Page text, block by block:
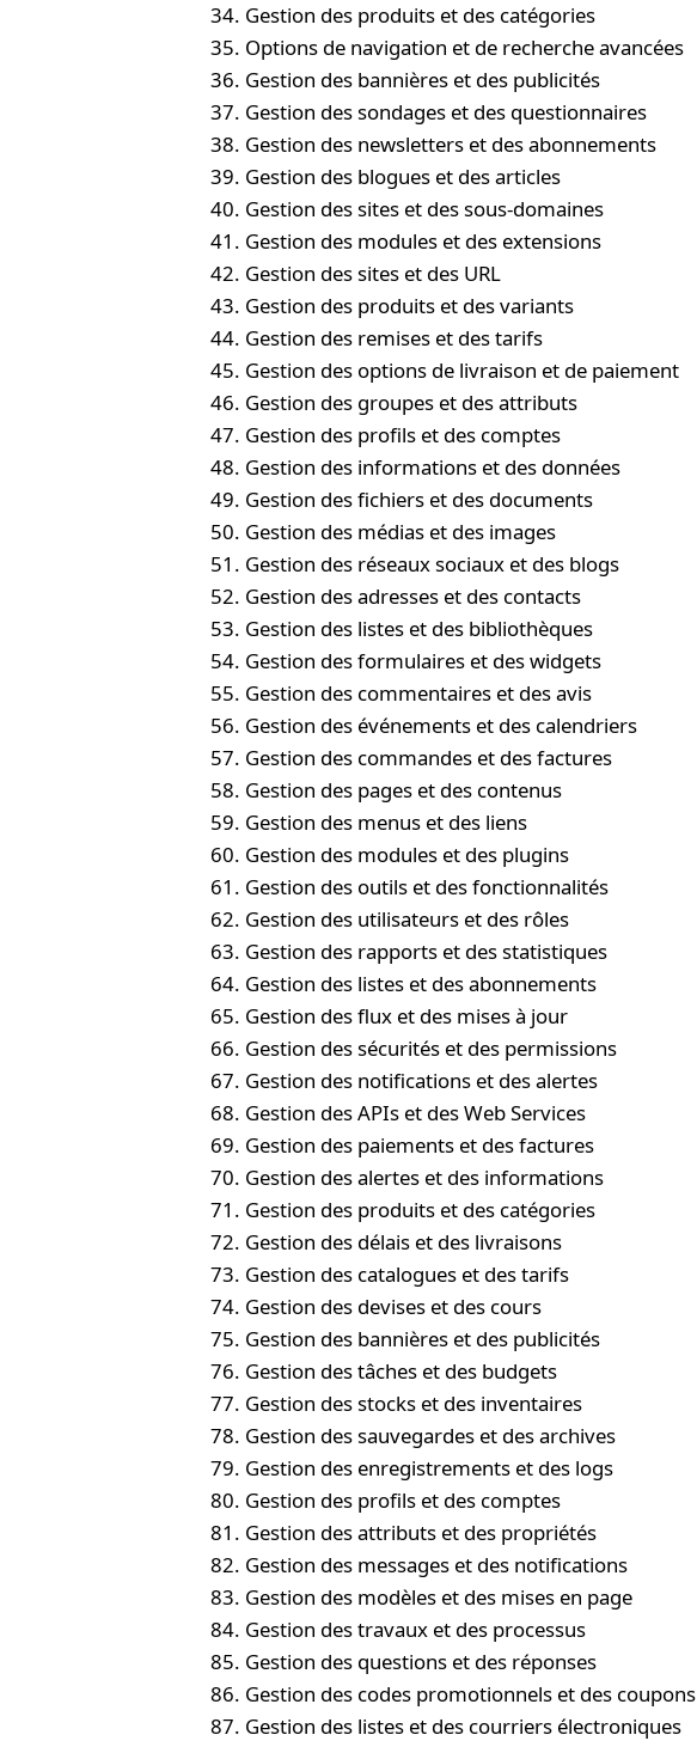
Gestion des produits et des catégories
Options de navigation et de recherche avancées
Gestion des bannières et des publicités
Gestion des sondages et des questionnaires
Gestion des newsletters et des abonnements
Gestion des blogues et des articles
Gestion des sites et des sous-domaines
Gestion des modules et des extensions
Gestion des sites et des URL
Gestion des produits et des variants
Gestion des remises et des tarifs
Gestion des options de livraison et de paiement
Gestion des groupes et des attributs
Gestion des profils et des comptes
Gestion des informations et des données
Gestion des fichiers et des documents
Gestion des médias et des images
Gestion des réseaux sociaux et des blogs
Gestion des adresses et des contacts
Gestion des listes et des bibliothèques
Gestion des formulaires et des widgets
Gestion des commentaires et des avis
Gestion des événements et des calendriers
Gestion des commandes et des factures
Gestion des pages et des contenus
Gestion des menus et des liens
Gestion des modules et des plugins
Gestion des outils et des fonctionnalités
Gestion des utilisateurs et des rôles
Gestion des rapports et des statistiques
Gestion des listes et des abonnements
Gestion des flux et des mises à jour
Gestion des sécurités et des permissions
Gestion des notifications et des alertes
Gestion des APIs et des Web Services
Gestion des paiements et des factures
Gestion des alertes et des informations
Gestion des produits et des catégories
Gestion des délais et des livraisons
Gestion des catalogues et des tarifs
Gestion des devises et des cours
Gestion des bannières et des publicités
Gestion des tâches et des budgets
Gestion des stocks et des inventaires
Gestion des sauvegardes et des archives
Gestion des enregistrements et des logs
Gestion des profils et des comptes
Gestion des attributs et des propriétés
Gestion des messages et des notifications
Gestion des modèles et des mises en page
Gestion des travaux et des processus
Gestion des questions et des réponses
Gestion des codes promotionnels et des coupons
Gestion des listes et des courriers électroniques